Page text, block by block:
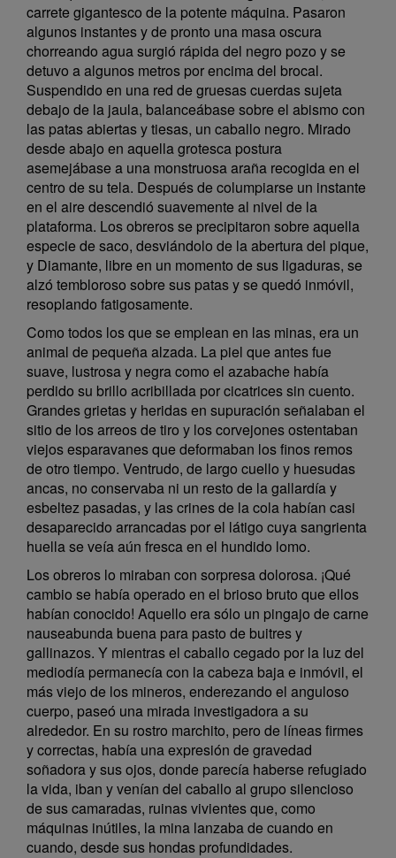
carrete gigantesco de la potente máquina. Pasaron
algunos instantes y de pronto una masa oscura
chorreando agua surgió rápida del negro pozo y se
detuvo a algunos metros por encima del brocal.
Suspendido en una red de gruesas cuerdas sujeta
debajo de la jaula, balanceábase sobre el abismo con
las patas abiertas y tiesas, un caballo negro. Mirado
desde abajo en aquella grotesca postura
asemejábase a una monstruosa araña recogida en el
centro de su tela. Después de columpiarse un instante
en el aire descendió suavemente al nivel de la
plataforma. Los obreros se precipitaron sobre aquella
especie de saco, desviándolo de la abertura del pique,
y Diamante, libre en un momento de sus ligaduras, se
alzó tembloroso sobre sus patas y se quedó inmóvil,
resoplando fatigosamente.
Como todos los que se emplean en las minas, era un
animal de pequeña alzada. La piel que antes fue
suave, lustrosa y negra como el azabache había
perdido su brillo acribillada por cicatrices sin cuento.
Grandes grietas y heridas en supuración señalaban el
sitio de los arreos de tiro y los corvejones ostentaban
viejos esparavanes que deformaban los finos remos
de otro tiempo. Ventrudo, de largo cuello y huesudas
ancas, no conservaba ni un resto de la gallardía y
esbeltez pasadas, y las crines de la cola habían casi
desaparecido arrancadas por el látigo cuya sangrienta
huella se veía aún fresca en el hundido lomo.
Los obreros lo miraban con sorpresa dolorosa. ¡Qué
cambio se había operado en el brioso bruto que ellos
habían conocido! Aquello era sólo un pingajo de carne
nauseabunda buena para pasto de buitres y
gallinazos. Y mientras el caballo cegado por la luz del
mediodía permanecía con la cabeza baja e inmóvil, el
más viejo de los mineros, enderezando el anguloso
cuerpo, paseó una mirada investigadora a su
alrededor. En su rostro marchito, pero de líneas firmes
y correctas, había una expresión de gravedad
soñadora y sus ojos, donde parecía haberse refugiado
la vida, iban y venían del caballo al grupo silencioso
de sus camaradas, ruinas vivientes que, como
máquinas inútiles, la mina lanzaba de cuando en
cuando, desde sus hondas profundidades.